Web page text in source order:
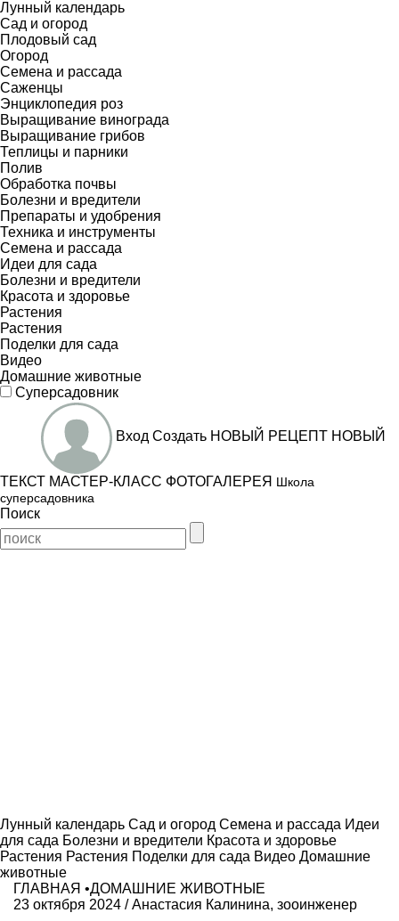
Лунный календарь
Сад и огород
Плодовый сад
Огород
Семена и рассада
Саженцы
Энциклопедия роз
Выращивание винограда
Выращивание грибов
Теплицы и парники
Полив
Обработка почвы
Болезни и вредители
Препараты и удобрения
Техника и инструменты
Семена и рассада
Идеи для сада
Болезни и вредители
Красота и здоровье
Растения
Растения
Поделки для сада
Видео
Домашние животные
Суперсадовник
Вход Создать НОВЫЙ РЕЦЕПТ НОВЫЙ
ТЕКСТ МАСТЕР-КЛАСС ФОТОГАЛЕРЕЯ Школа
суперсадовника
Поиск
Лунный календарь Сад и огород Семена и рассада Идеи
для сада Болезни и вредители Красота и здоровье
Растения Растения Поделки для сада Видео Домашние
животные
ГЛАВНАЯ •ДОМАШНИЕ ЖИВОТНЫЕ
23 октября 2024 /Анастасия Калинина, зооинженер